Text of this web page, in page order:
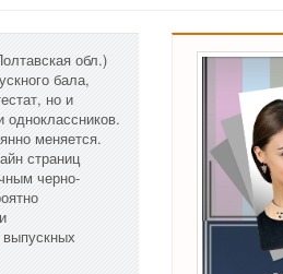
обл.)
бала,
но и
меняется.
страниц
черно-
выпускных